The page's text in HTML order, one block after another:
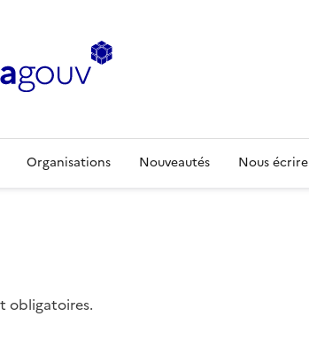
Organisations Nouveautés Nous écrire
obligatoires.